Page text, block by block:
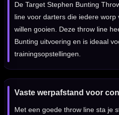
De Target Stephen Bunting
line voor darters die iedere
willen gooien. Deze throw line
Bunting uitvoering en is ideaal
trainingsopstellingen.
Vaste werpafstand voor
Met een goede throw line sta je